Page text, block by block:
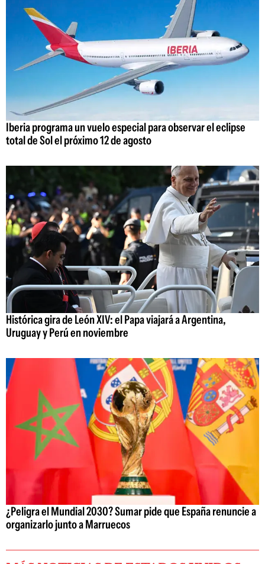
Iberia programa un vuelo especial para observar el eclipse
total de Sol el próximo 12 de agosto
Histórica gira de León XIV: el Papa viajará a Argentina,
Uruguay y Perú en noviembre
¿Peligra el Mundial 2030? Sumar pide que España renuncie a
organizarlo junto a Marruecos